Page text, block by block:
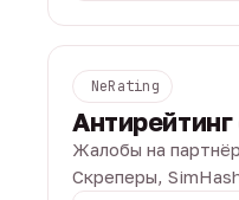
NeRating
Жалобы на
Скреперы,